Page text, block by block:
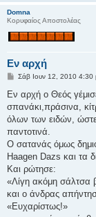
Domna
Κορυφαίος Αποστολέας
Εν αρχή
Δ
μ
σ
ί
υ
σ
Σάβ Ιουν 12, 2010 4:30
Εν αρχή ο Θεός
σπανάκι,πράσινα,
όλων των ειδών,
παντοτινά.
Ο σατανάς όμως
Haagen Dazs και τα
Και ρώτησε:
«Λίγη ακόμη σάλτσα
και ο άνδρας
«Ευχαρίστως!»